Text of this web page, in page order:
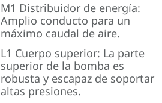
M1 Distribuidor de energía:
Amplio conducto para un
máximo caudal de aire.
L1 Cuerpo superior: La parte
superior de la bomba es
robusta y escapaz de soportar
altas presiones.